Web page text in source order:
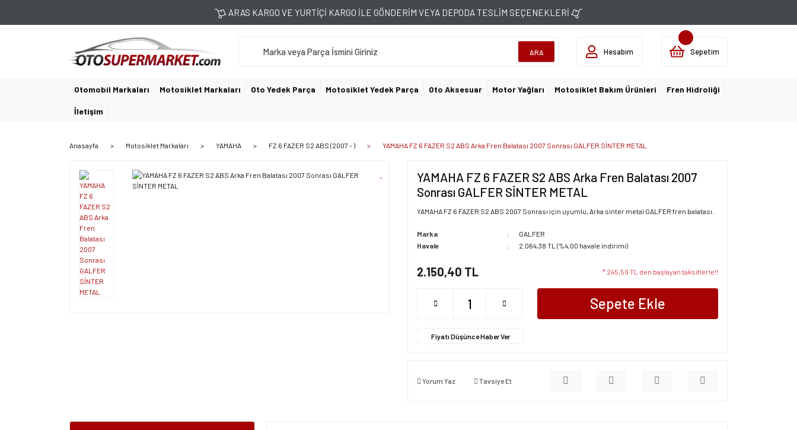
ARAS KARGO VE YURTİÇİ KARGO İLE GÖNDERİM VEYA DEPODA TESLİM SEÇENEKLERİ
ARA Hesabım Sepetim
Otomobil Markaları Motosiklet Markaları Oto Yedek Parça Motosiklet Yedek Parça Oto Aksesuar Motor Yağları Motosiklet Bakım Ürünleri Fren Hidroliği
İletişim
Anasayfa Motosiklet Markaları YAMAHA FZ 6 FAZER S2 ABS (2007 - ) YAMAHA FZ 6 FAZER S2 ABS Arka Fren Balatası 2007 Sonrası GALFER SİNTER METAL
YAMAHA FZ 6 FAZER S2 ABS Arka Fren Balatası 2007
Sonrası GALFER SİNTER METAL
YAMAHA FZ 6 FAZER S2 ABS 2007 Sonrası için uyumlu, Arka sinter metal GALFER fren balatası.
Marka
GALFER
Havale
2.064,38 TL (%4,00 havale indirimi)
2.150,40 TL * 245,50 TL den başlayan taksitlerle!!
Sepete Ekle
Fiyatı Düşünce Haber Ver
Yorum Yaz Tavsiye Et